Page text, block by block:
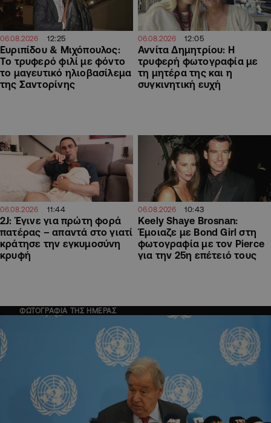
06.08.2026 12:25
Ευριπίδου & Μιχόπουλος:
Το τρυφερό φιλί με φόντο
το μαγευτικό ηλιοβασίλεμα
της Σαντορίνης
06.08.2026 12:05
Αννίτα Δημητρίου: Η
τρυφερή φωτογραφία με
τη μητέρα της και η
συγκινητική ευχή
06.08.2026 11:44
2J: Έγινε για πρώτη φορά
πατέρας – απαντά στο γιατί
κράτησε την εγκυμοσύνη
κρυφή
06.08.2026 10:43
Keely Shaye Brosnan:
Έμοιαζε με Bond Girl στη
φωτογραφία με τον Pierce
για την 25η επέτειό τους
ΦΩΤΟΓΡΑΦΙΑ ΤΗΣ ΗΜΕΡΑΣ